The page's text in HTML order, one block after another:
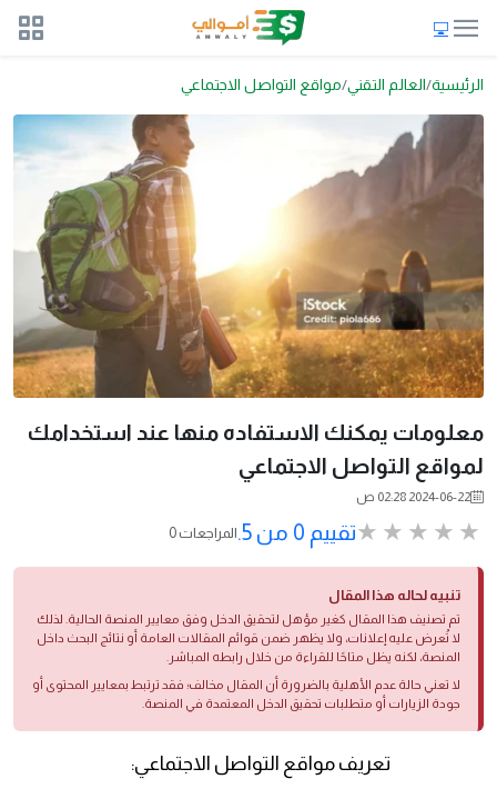
الرئيسية العالم التقني مواقع التواصل الاجتماعي
معلومات يمكنك الاستفاده منها عند استخدامك
لمواقع التواصل الاجتماعي
2024-06-22 02:28 ص
تقييم 0 من 5. 0 المراجعات
تنبيه لحاله هذا المقال
تم تصنيف هذا المقال كغير مؤهل لتحقيق الدخل وفق معايير المنصة الحالية. لذلك
لا تُعرض عليه إعلانات، ولا يظهر ضمن قوائم المقالات العامة أو نتائج البحث داخل
المنصة، لكنه يظل متاحًا للقراءة من خلال رابطه المباشر.
لا تعني حالة عدم الأهلية بالضرورة أن المقال مخالف؛ فقد ترتبط بمعايير المحتوى أو
جودة الزيارات أو متطلبات تحقيق الدخل المعتمدة في المنصة.
تعريف مواقع التواصل الاجتماعي: